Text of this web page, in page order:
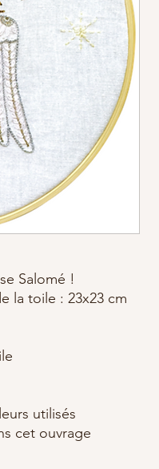
Salomé !
la toile : 23x23 cm
utilisés
cet ouvrage